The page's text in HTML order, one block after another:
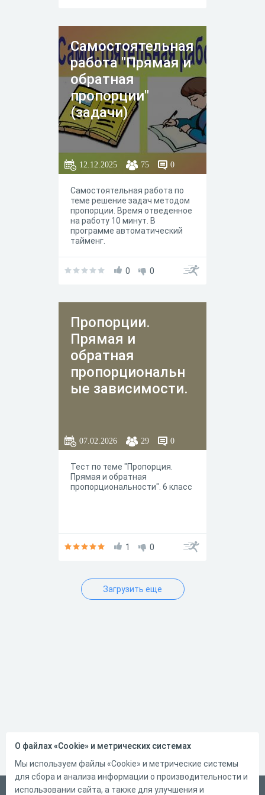
Самостоятельная
работа "Прямая и
обратная
пропорции"
(задачи)
12.12.2025 75 0
Самостоятельная работа по
теме решение задач методом
пропорции. Время отведенное
на работу 10 минут. В
программе автоматический
тайменг.
0 0
Пропорции.
Прямая и
обратная
пропорциональн
ые зависимости.
07.02.2026 29 0
Тест по теме "Пропорция.
Прямая и обратная
пропорциональности". 6 класс
1 0
Загрузить еще
О файлах «Cookie» и метрических системах
Мы используем файлы «Cookie» и метрические системы
для сбора и анализа информации о производительности и
использовании сайта, а также для улучшения и